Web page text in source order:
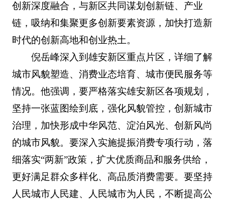
创新深度融合，与新区共同谋划创新链、产业
链，吸纳和集聚更多创新要素资源，加快打造新
时代的创新高地和创业热土。
倪岳峰深入到雄安新区重点片区，详细了解
城市风貌塑造、消费业态培育、城市便民服务等
情况。他强调，要严格落实雄安新区各项规划，
坚持一张蓝图绘到底，强化风貌管控，创新城市
治理，加快形成中华风范、淀泊风光、创新风尚
的城市风貌。要深入实施提振消费专项行动，落
细落实“两新”政策，扩大优质商品和服务供给，
更好满足群众多样化、高品质消费需要。要坚持
人民城市人民建、人民城市为人民，不断提高公